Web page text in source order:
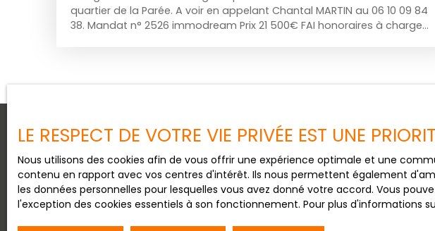
quartier de la Parée. A voir en appelant Chantal MARTIN au 06 10 09 84
38. Mandat n° 2526 immodream Prix 21 500€ FAI honoraires à charge
Vous ne trouvez pas
le bien de vos rêves ?
LE RESPECT DE VOTRE VIE PRIVÉE EST UNE
Nous utilisons des cookies afin de vous offrir une expérience optimale et une
contenu en rapport avec vos centres d'intérêt. Ils nous permettent également
les données personnelles pour lesquelles vous avez donné votre accord. Vous
l'exception des cookies essentiels à son fonctionnement. Pour plus d'informations